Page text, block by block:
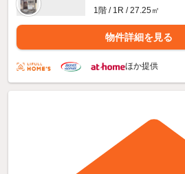
1階 / 1R / 27.25㎡
物件詳細を見る
ほか提供